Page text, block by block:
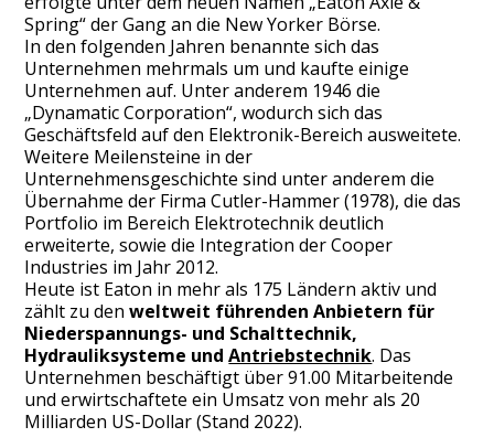
Spring“ der Gang an die New Yorker Börse.
In den folgenden Jahren benannte sich das
Unternehmen mehrmals um und kaufte einige
Unternehmen auf. Unter anderem 1946 die
„Dynamatic Corporation“, wodurch sich das
Geschäftsfeld auf den Elektronik-Bereich ausweitete.
Weitere Meilensteine in der
Unternehmensgeschichte sind unter anderem die
Übernahme der Firma Cutler-Hammer (1978), die das
Portfolio im Bereich Elektrotechnik deutlich
erweiterte, sowie die Integration der Cooper
Industries im Jahr 2012.
Heute ist Eaton in mehr als 175 Ländern aktiv und
zählt zu denweltweit führenden Anbietern für
Niederspannungs- und Schalttechnik,
Hydrauliksysteme undAntriebstechnik. Das
Unternehmen beschäftigt über 91.00 Mitarbeitende
und erwirtschaftete ein Umsatz von mehr als 20
Milliarden US-Dollar (Stand 2022).